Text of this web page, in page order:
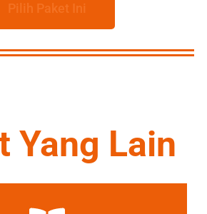
Pilih Paket Ini
Yang Lain